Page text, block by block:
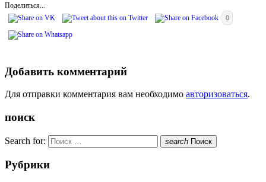
Поделиться...
0
Добавить комментарий
Для отправки комментария вам необходимо авторизоваться.
поиск
Search for: search Поиск
Рубрики